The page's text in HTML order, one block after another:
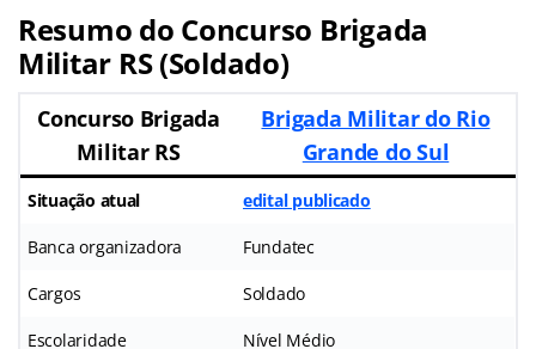
Resumo do Concurso Brigada
Militar RS (Soldado)
Concurso Brigada
Militar RS
Brigada Militar do Rio
Grande do Sul
Situação atual edital publicado
Banca organizadora Fundatec
Cargos Soldado
Escolaridade Nível Médio